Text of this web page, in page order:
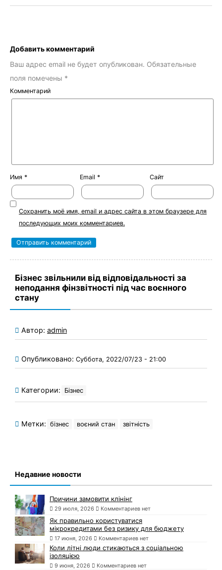
Добавить комментарий
Ваш адрес email не будет опубликован. Обязательные
поля помечены *
Комментарий
Имя * Email * Сайт
Сохранить моё имя, email и адрес сайта в этом браузере для
последующих моих комментариев.
Бізнес звільнили від відповідальності за
неподання фінзвітності під час воєнного
стану
Автор: admin
Опубликовано: Суббота, 2022/07/23 - 21:00
Категории: Бізнес
Метки: бізнес воєний стан звітність
Недавние новости
Причини замовити клінінг
29 июля, 2026 Комментариев нет
Як правильно користуватися
мікрокредитами без ризику для бюджету
17 июня, 2026 Комментариев нет
Коли літні люди стикаються з соціальною
ізоляцією
9 июня, 2026 Комментариев нет